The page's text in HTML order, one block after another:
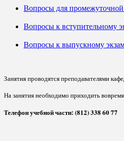
Вопросы для промежуточной
Вопросы к вступительному
Вопросы к выпускному
Занятия проводятся преподавателями
На занятия необходимо приходить
Телефон учебной части: (812) 338 60 77